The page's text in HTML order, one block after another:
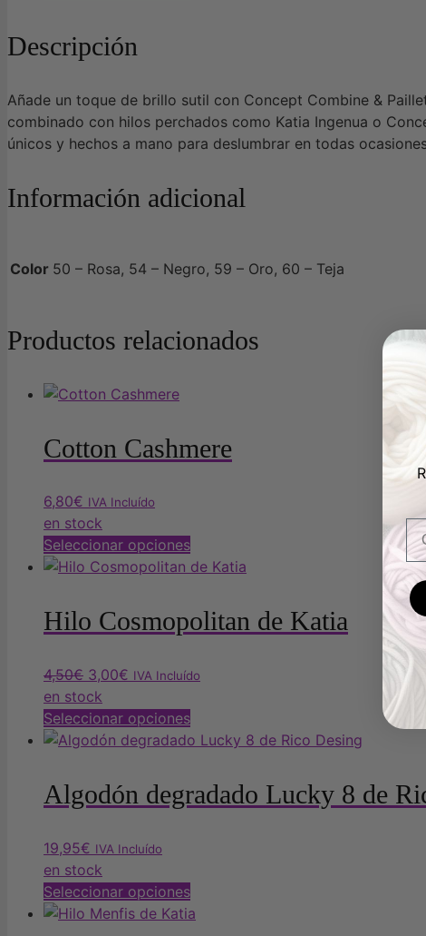
Descripción
Añade un toque de brillo sutil con Concept Combine &
combinado con hilos perchados como Katia Ingenua o
únicos y hechos a mano para deslumbrar en todas
Información adicional
Color 50 – Rosa, 54 – Negro, 59 – Oro, 60 – Teja
Productos relacionados
Cotton Cashmere
6,80€ IVA Incluído
en stock
Seleccionar opcionesEste
producto
múltiples
variantes.
opciones
pueden
elegir
página
Hilo Cosmopolitan de Katia
4,50€ El
precio
original
era:
3,00€ El
actual
es:
IVA Incluído
en stock
Seleccionar opcionesEste
producto
múltiples
variantes.
pueden
elegir
Algodón degradado Lucky 8 de
19,95€ IVA Incluído
en stock
Seleccionar opcionesEste
producto